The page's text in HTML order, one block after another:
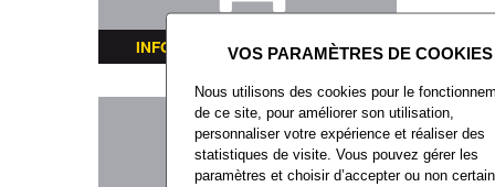
INFORMATIONS TRANSPORTS
Nous utilisons des cookies pour le
de ce site, pour améliorer son utilisation,
personnaliser votre expérience et réaliser des
statistiques de visite. Vous pouvez gérer les
paramètres et choisir d’accepter ou non